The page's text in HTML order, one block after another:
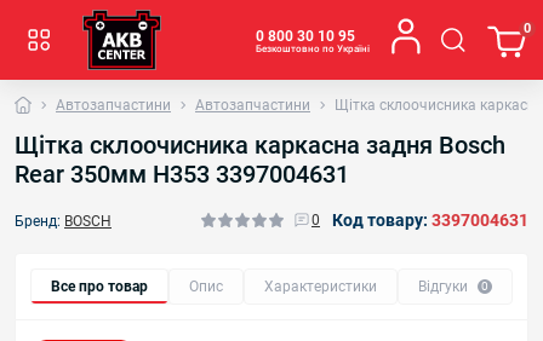
0 800 30 10 95
Безкоштовно по Україні
0
Автозапчастини Автозапчастини Щітка склоочисника
Щітка склоочисника каркасна задня Bosch
Rear 350мм H353 3397004631
Бренд: BOSCH 0 Код товару: 3397004631
Все про товар Опис Характеристики Відгуки 0